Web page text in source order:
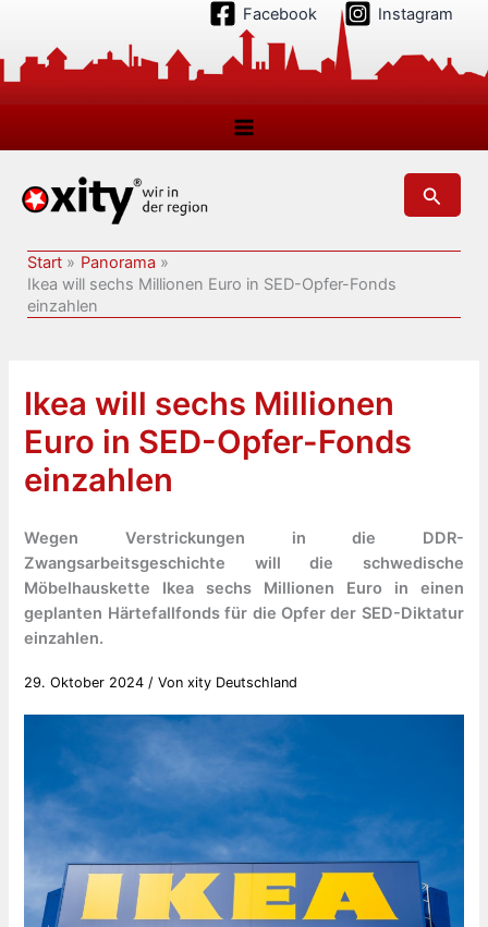
springen
Facebook Instagram
Suchen
Start
Panorama
Ikea will sechs Millionen Euro in SED-Opfer-Fonds
einzahlen
Ikea will sechs Millionen
Euro in SED-Opfer-Fonds
einzahlen
Wegen Verstrickungen in die DDR-
Zwangsarbeitsgeschichte will die schwedische
Möbelhauskette Ikea sechs Millionen Euro in einen
geplanten Härtefallfonds für die Opfer der SED-Diktatur
einzahlen.
29. Oktober 2024 / Vonxity Deutschland